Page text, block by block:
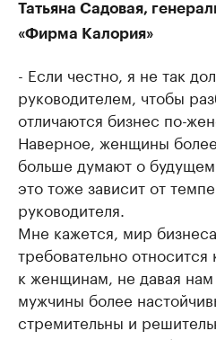
Татьяна Садовая,
«Фирма Калория»
- Если честно, я не так
руководителем, чтобы
отличаются бизнес по-
Наверное, женщины
больше думают о
это тоже зависит от
руководителя.
Мне кажется, мир
требовательно
к женщинам, не давая
мужчины более
стремительны и